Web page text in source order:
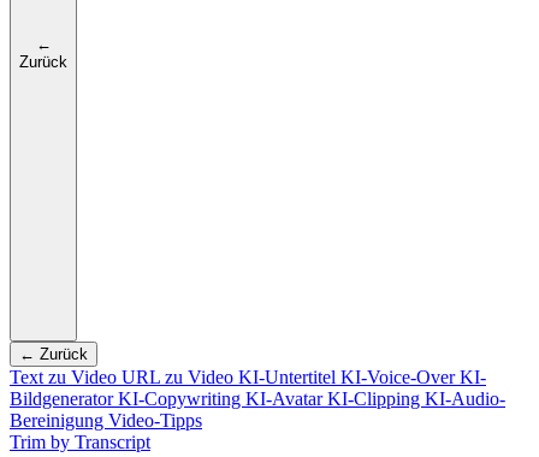
←
Zurück
← Zurück
Text zu Video URL zu Video KI-Untertitel KI-Voice-OverKI-
BildgeneratorKI-Copywriting KI-AvatarKI-Clipping KI-Audio-
Bereinigung Video-Tipps
Trim by Transcript